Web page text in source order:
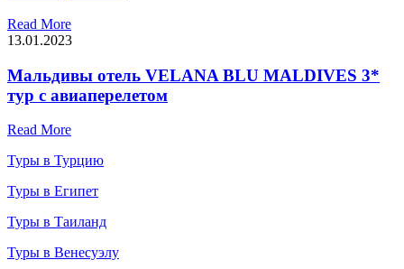
Read More
13.01.2023
Мальдивы отель VELANA BLU MALDIVES 3*
тур с авиаперелетом
Read More
Туры в Турцию
Туры в Египет
Туры в Таиланд
Туры в Венесуэлу